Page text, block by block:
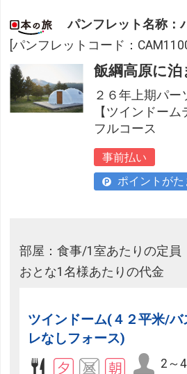
パンフレット名称：
[パンフレットコード：
飯綱高原に泊
２６年上期パ
【ツインドー
フルコース
事前払い
ポイントがた
部屋：食事/1室あたりの定員
おとな1名様あたりの代金
ツインドーム(４２平米/バ
レなしフォース)
2～